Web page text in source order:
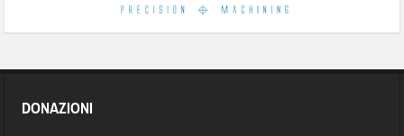
DONAZIONI